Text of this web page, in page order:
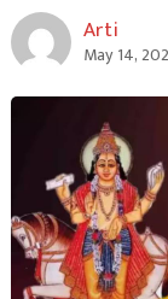
Arti
May 14,